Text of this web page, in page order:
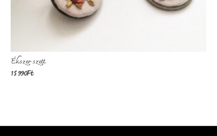
Ékszer szett
15 990Ft